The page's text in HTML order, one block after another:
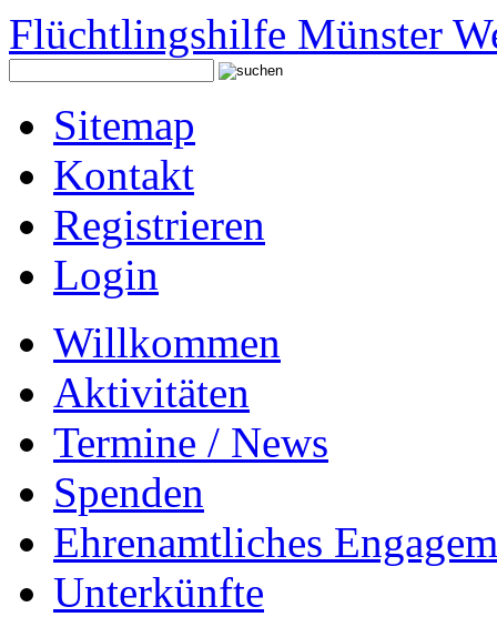
Flüchtlingshilfe Münster
Sitemap
Kontakt
Registrieren
Login
Willkommen
Aktivitäten
Termine / News
Spenden
Ehrenamtliches
Unterkünfte